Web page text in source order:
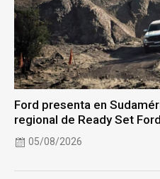
Ford presenta en
regional de Ready Set Ford
05/08/2026